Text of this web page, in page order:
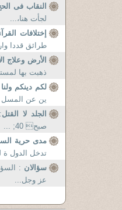
النقاب فى
لجأت هنا،...
إختلافات
طرائق قددا
الأرض وعلاج
ذهبت بها
لكم دينكم
ين عن المسل
الجلد لا القتل
صبح 40; ...
مدى حرية
تدخل الدول ة
سؤالان :
عز وجل...